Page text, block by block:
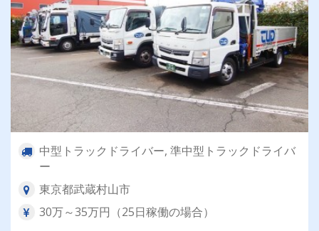
中型トラックドライバー, 準中型トラックドライバ
ー
東京都武蔵村山市
30万～35万円（25日稼働の場合）